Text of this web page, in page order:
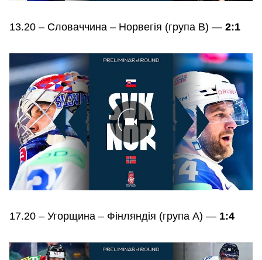
13.20 – Словаччина – Норвегія (група В) — 2:1
17.20 – Угорщина – Фінляндія (група А) — 1:4